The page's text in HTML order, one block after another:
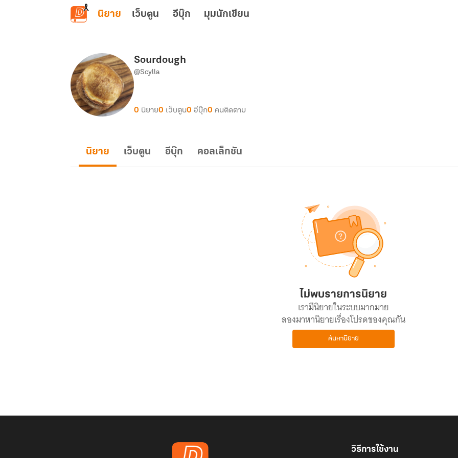
ข้ามไปยังเนื้อหาหลัก
นิยาย เว็บตูน อีบุ๊ก มุมนักเขียน
Sourdough
@Scylla
0 นิยาย0 เว็บตูน0 อีบุ๊ก0 คนติดตาม
นิยาย เว็บตูน อีบุ๊ก คอลเล็กชัน
ไม่พบรายการนิยาย
เรามีนิยายในระบบมากมาย
ลองมาหานิยายเรื่องโปรดของคุณกัน
ค้นหานิยาย
วิธีการใช้งาน